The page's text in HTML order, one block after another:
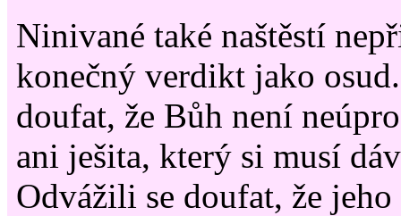
Ninivané také naštěstí
konečný verdikt jako
doufat, že Bůh není
ani ješita, který si musí
Odvážili se doufat, že